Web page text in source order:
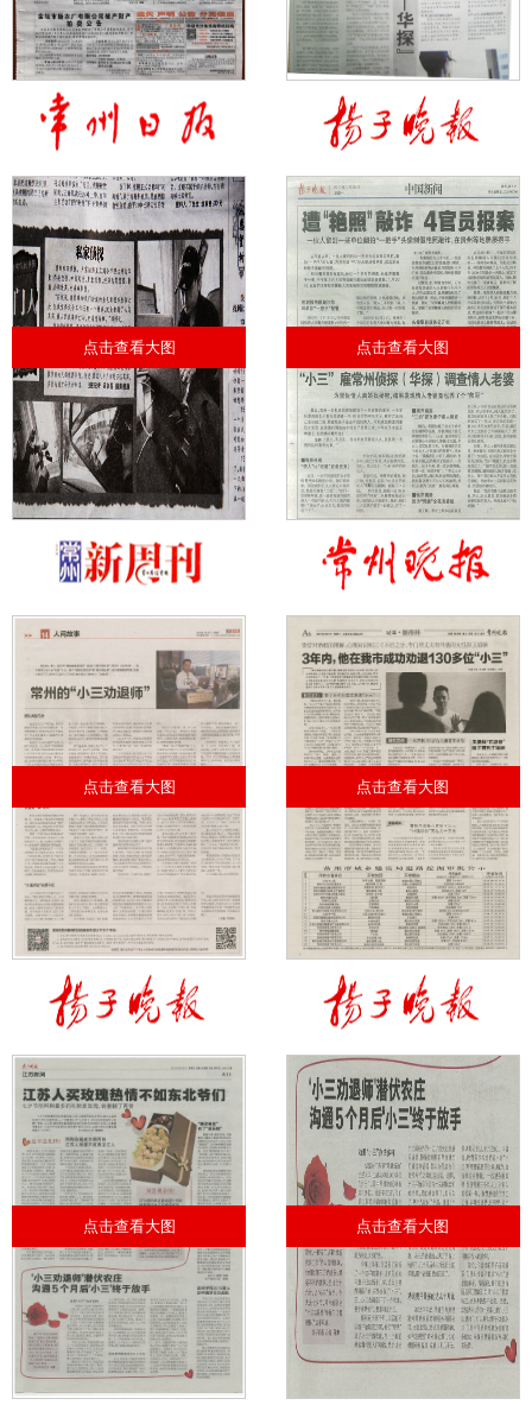
点击查看大图 点击查看大图
点击查看大图 点击查看大图
点击查看大图 点击查看大图